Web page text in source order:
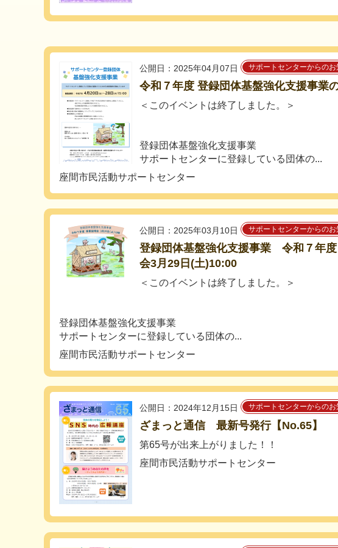
公開日：2025年04月07日 サポートセンターからのお
令和７年度 登録団体基盤強化支援事業
＜このイベントは終了しました。＞
登録団体基盤強化支援事業
サポートセンターに登録している団体の...
座間市民活動サポートセンター
公開日：2025年03月10日 サポートセンターからのお
登録団体基盤強化支援事業 令和７年度
会3月29日(土)10:00
＜このイベントは終了しました。＞
登録団体基盤強化支援事業
サポートセンターに登録している団体の...
座間市民活動サポートセンター
公開日：2024年12月15日 サポートセンターからのお
ざまっと通信 最新号発行【No.65】
第65号が出来上がりました！！
座間市民活動サポートセンター